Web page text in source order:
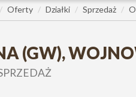
Oferty Działki Sprzedaż
(GW),